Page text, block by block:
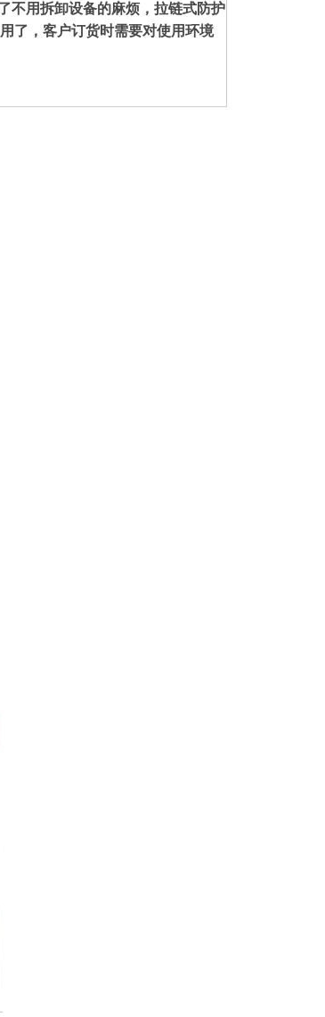
不用拆卸设备的麻烦，拉链式防护
了，客户订货时需要对使用环境